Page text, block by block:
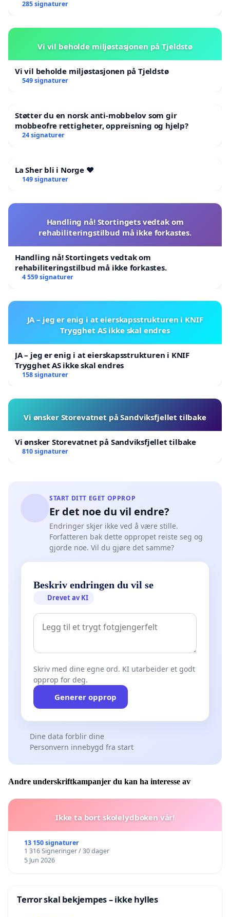
285 signaturer
Vi vil beholde miljøstasjonen på Tjeldstø
Vi vil beholde miljøstasjonen på Tjeldstø
549 signaturer
Støtter du en norsk anti-mobbelov som gir
mobbeofre rettigheter, oppreisning og hjelp?
24 signaturer
La Sher bli i Norge ❤️
149 signaturer
Handling nå! Stortingets vedtak om
rehabiliteringstilbud må ikke forkastes.
Handling nå! Stortingets vedtak om
rehabiliteringstilbud må ikke forkastes.
4 559 signaturer
JA – jeg er enig i at eierskapsstrukturen i KNIF
Trygghet AS ikke skal endres
JA – jeg er enig i at eierskapsstrukturen i KNIF
Trygghet AS ikke skal endres
158 signaturer
Vi ønsker Storevatnet på Sandviksfjellet tilbake
Vi ønsker Storevatnet på Sandviksfjellet tilbake
810 signaturer
START DITT EGET OPPROP
Er det noe du vil endre?
Endringer skjer ikke ved å være stille.
Forfatteren bak dette oppropet reiste seg og
gjorde noe. Vil du gjøre det samme?
Beskriv endringen du vil se
Drevet av KI
Skriv med dine egne ord. KI utarbeider et godt
opprop for deg.
Generer opprop
Dine data forblir dine
Personvern innebygd fra start
Andre underskriftkampanjer du kan ha interesse av
Ikke ta bort skolelydboken vår!
13 150 signaturer
1 316 Signeringer / 30 dager
5 Jun 2026
Terror skal bekjempes – ikke hylles